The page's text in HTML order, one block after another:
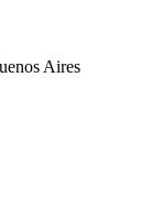
Aires